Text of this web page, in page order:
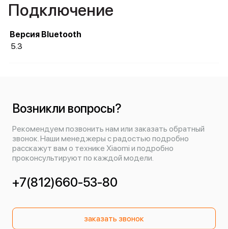
Подключение
Версия Bluetooth
5.3
Возникли вопросы?
Рекомендуем позвонить нам или заказать обратный
звонок. Наши менеджеры с радостью подробно
расскажут вам о технике Xiaomi и подробно
проконсультируют по каждой модели.
+7(812)660-53-80
заказать звонок